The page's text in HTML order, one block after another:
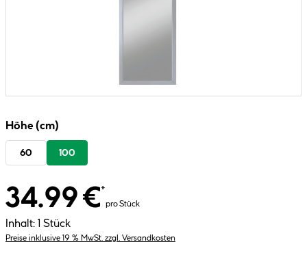
Höhe (cm)
60 100
34.99 €*
pro Stück
Inhalt: 1 Stück
Preise inklusive 19 % MwSt. zzgl. Versandkosten